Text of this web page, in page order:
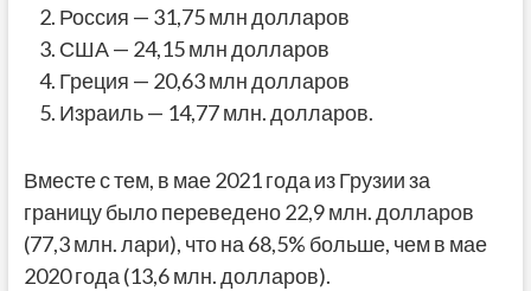
Россия — 31,75 млн долларов
США — 24,15 млн долларов
Греция — 20,63 млн долларов
Израиль — 14,77 млн. ​​долларов.
Вместе с тем, в мае 2021 года из Грузии за
границу было переведено 22,9 млн. долларов
(77,3 млн. лари), что на 68,5% больше, чем в мае
2020 года (13,6 млн. долларов).